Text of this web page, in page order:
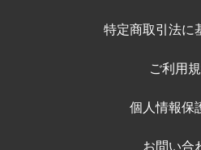
特定商取引法に
ご利用
個人情報保
お問い合